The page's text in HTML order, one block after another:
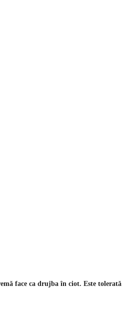
face ca drujba în ciot. Este tolerată